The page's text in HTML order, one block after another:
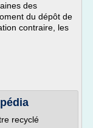
des
du dépôt de
contraire, les
recyclé